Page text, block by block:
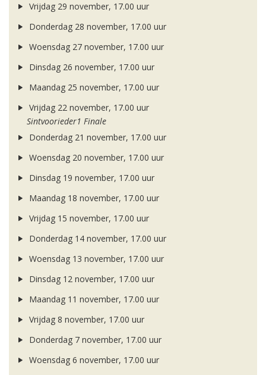
Vrijdag 29 november, 17.00 uur
Donderdag 28 november, 17.00 uur
Woensdag 27 november, 17.00 uur
Dinsdag 26 november, 17.00 uur
Maandag 25 november, 17.00 uur
Vrijdag 22 november, 17.00 uur
Sintvoorieder1 Finale
Donderdag 21 november, 17.00 uur
Woensdag 20 november, 17.00 uur
Dinsdag 19 november, 17.00 uur
Maandag 18 november, 17.00 uur
Vrijdag 15 november, 17.00 uur
Donderdag 14 november, 17.00 uur
Woensdag 13 november, 17.00 uur
Dinsdag 12 november, 17.00 uur
Maandag 11 november, 17.00 uur
Vrijdag 8 november, 17.00 uur
Donderdag 7 november, 17.00 uur
Woensdag 6 november, 17.00 uur